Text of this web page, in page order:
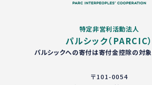
特定非営利活動法人
パルシック（PARCIC）
パルシックへの寄付は寄付金控除の対象
〒101-0054